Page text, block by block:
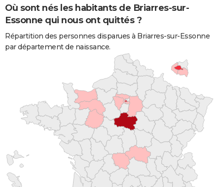
Où sont nés les habitants de Briarres-sur-
Essonne qui nous ont quittés ?
Répartition des personnes disparues à Briarres-sur-Essonne
par département de naissance.